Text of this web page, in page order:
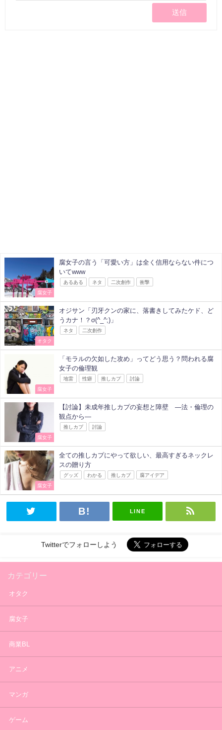
腐女子
腐女子の言う「可愛い方」は全く信用ならない件につ
いてwww
あるある ネタ 二次創作 衝撃
オタク
オジサン「刃牙クンの家に、落書きしてみたケド、ど
うカナ！？σ(^_^;)」
ネタ 二次創作
腐女子
「モラルの欠如した攻め」ってどう思う？問われる腐
女子の倫理観
地雷 性癖 推しカプ 討論
腐女子
【討論】未成年推しカプの妄想と障壁 ―法・倫理の
観点から―
推しカプ 討論
腐女子
全ての推しカプにやって欲しい、最高すぎるネックレ
スの贈り方
グッズ わかる 推しカプ 腐アイデア
LINE
Twitterでフォローしよう
カテゴリー
オタク
腐女子
商業BL
アニメ
マンガ
ゲーム